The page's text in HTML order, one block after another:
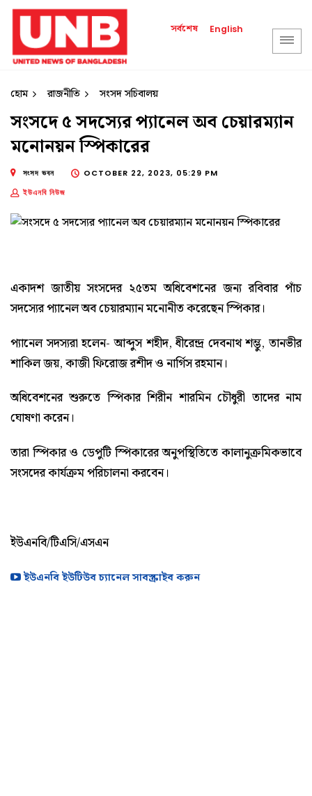
সর্বশেষ English
হোম রাজনীতি সংসদ সচিবালয়
সংসদে ৫ সদস্যের প্যানেল অব চেয়ারম্যান
মনোনয়ন স্পিকারের
সংসদ ভবন
OCTOBER 22, 2023, 05:29 PM
ইউএনবি নিউজ
একাদশ জাতীয় সংসদের ২৫তম অধিবেশনের জন্য রবিবার পাঁচ
সদস্যের প্যানেল অব চেয়ারম্যান মনোনীত করেছেন স্পিকার।
প্যানেল সদস্যরা হলেন- আব্দুস শহীদ, ধীরেন্দ্র দেবনাথ শম্ভু, তানভীর
শাকিল জয়, কাজী ফিরোজ রশীদ ও নার্গিস রহমান।
অধিবেশনের শুরুতে স্পিকার শিরীন শারমিন চৌধুরী তাদের নাম
ঘোষণা করেন।
তারা স্পিকার ও ডেপুটি স্পিকারের অনুপস্থিতিতে কালানুক্রমিকভাবে
সংসদের কার্যক্রম পরিচালনা করবেন।
ইউএনবি/টিএসি/এসএন
ইউএনবি ইউটিউব চ্যানেল সাবস্ক্রাইব করুন